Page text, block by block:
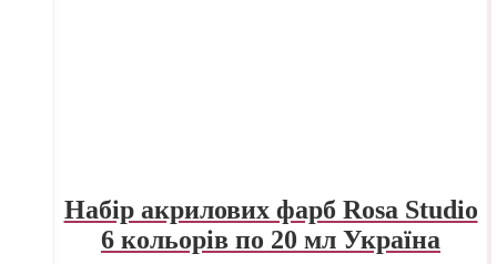
Набір акрилових фарб Rosa Studio
6 кольорів по 20 мл Україна